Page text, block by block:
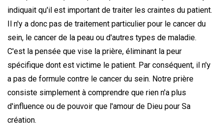
indiquait qu'il est important de traiter les craintes du patient.
Il n'y a donc pas de traitement particulier pour le cancer du
sein, le cancer de la peau ou d'autres types de maladie.
C'est la pensée que vise la prière, éliminant la peur
spécifique dont est victime le patient. Par conséquent, il n'y
a pas de formule contre le cancer du sein. Notre prière
consiste simplement à comprendre que rien n'a plus
d'influence ou de pouvoir que l'amour de Dieu pour Sa
création.